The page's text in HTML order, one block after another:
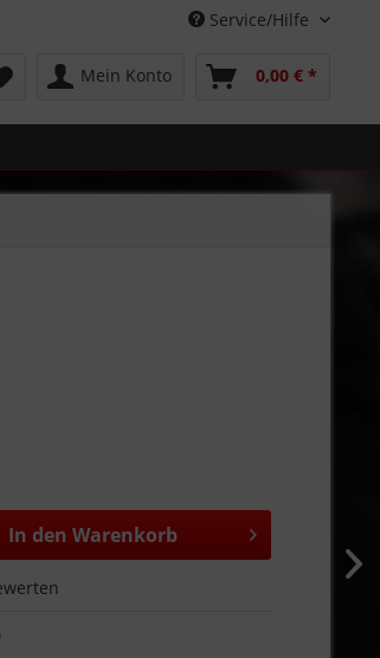
Service/Hilfe
Mein Konto 0,00 € *
In den Warenkorb